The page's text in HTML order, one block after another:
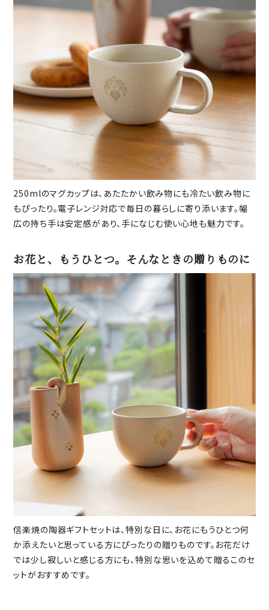
250mlのマグカップは、あたたかい飲み物にも冷たい飲み物に
もぴったり。電子レンジ対応で毎日の暮らしに寄り添います。幅
広の持ち手は安定感があり、手になじむ使い心地も魅力です。
お花と、もうひとつ。そんなときの贈りものに
信楽焼の陶器ギフトセットは、特別な日に、お花にもうひとつ何
か添えたいと思っている方にぴったりの贈りものです。お花だけ
では少し寂しいと感じる方にも、特別な思いを込めて贈るこのセ
ットがおすすめです。